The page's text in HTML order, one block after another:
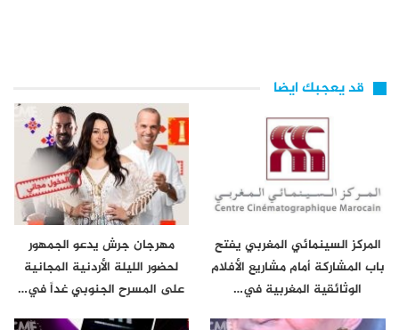
قد يعجبك ايضا
المركز السينمائي المغربي يفتح
باب المشاركة أمام مشاريع الأفلام
الوثائقية المغربية في…
مهرجان جرش يدعو الجمهور
لحضور الليلة الأردنية المجانية
على المسرح الجنوبي غداً في…